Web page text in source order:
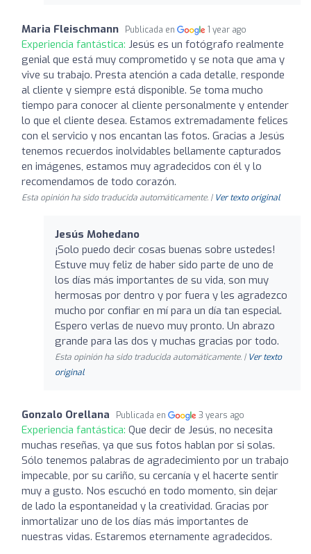
Maria Fleischmann Publicada en 1 year ago
Experiencia fantástica: Jesús es un fotógrafo realmente
genial que está muy comprometido y se nota que ama y
vive su trabajo. Presta atención a cada detalle, responde
al cliente y siempre está disponible. Se toma mucho
tiempo para conocer al cliente personalmente y entender
lo que el cliente desea. Estamos extremadamente felices
con el servicio y nos encantan las fotos. Gracias a Jesús
tenemos recuerdos inolvidables bellamente capturados
en imágenes, estamos muy agradecidos con él y lo
recomendamos de todo corazón.
Esta opinión ha sido traducida automáticamente. | Ver texto original
Jesús Mohedano
¡Solo puedo decir cosas buenas sobre ustedes!
Estuve muy feliz de haber sido parte de uno de
los días más importantes de su vida, son muy
hermosas por dentro y por fuera y les agradezco
mucho por confiar en mí para un día tan especial.
Espero verlas de nuevo muy pronto. Un abrazo
grande para las dos y muchas gracias por todo.
Esta opinión ha sido traducida automáticamente. | Ver texto
original
Gonzalo Orellana Publicada en 3 years ago
Experiencia fantástica: Que decir de Jesús, no necesita
muchas reseñas, ya que sus fotos hablan por si solas.
Sólo tenemos palabras de agradecimiento por un trabajo
impecable, por su cariño, su cercanía y el hacerte sentir
muy a gusto. Nos escuchó en todo momento, sin dejar
de lado la espontaneidad y la creatividad. Gracias por
inmortalizar uno de los días más importantes de
nuestras vidas. Estaremos eternamente agradecidos.